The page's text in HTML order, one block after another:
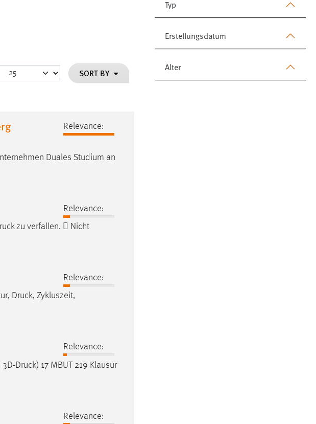
Typ
Erstellungsdatum
Alter
SORT BY
Relevance:
Duales Studium an
Relevance:
zu verfallen.  Nicht
Relevance:
Druck, Zykluszeit,
Relevance:
3D-Druck) 17 MBUT 219 Klausur
Relevance: